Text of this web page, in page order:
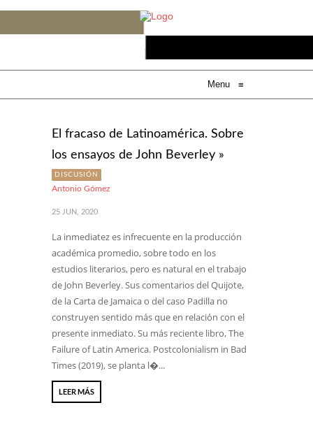
Menu ≡
El fracaso de Latinoamérica. Sobre
los ensayos de John Beverley »
DISCUSIÓN
Antonio Gómez
25 JUN, 2020
La inmediatez es infrecuente en la producción
académica promedio, sobre todo en los
estudios literarios, pero es natural en el trabajo
de John Beverley. Sus comentarios del Quijote,
de la Carta de Jamaica o del caso Padilla no
construyen sentido más que en relación con el
presente inmediato. Su más reciente libro, The
Failure of Latin America. Postcolonialism in Bad
Times (2019), se planta l�...
LEER MÁS